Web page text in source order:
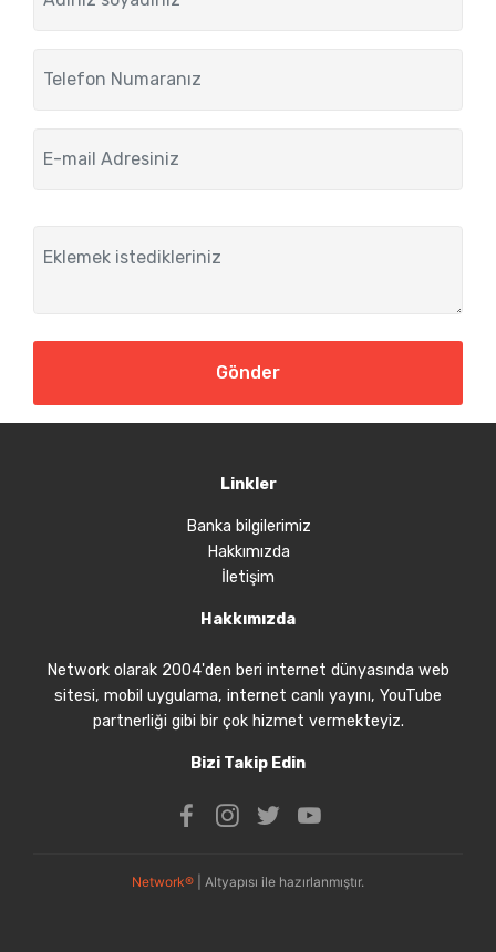
Gönder
Linkler
Banka bilgilerimiz
Hakkımızda
İletişim
Hakkımızda
Network olarak 2004'den beri internet dünyasında web
sitesi, mobil uygulama, internet canlı yayını, YouTube
partnerliği gibi bir çok hizmet vermekteyiz.
Bizi Takip Edin
Network® | Altyapısı ile hazırlanmıştır.